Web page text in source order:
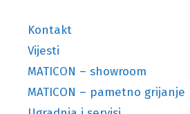
Kontakt
Vijesti
MATICON – showroom
MATICON – pametno grijanje